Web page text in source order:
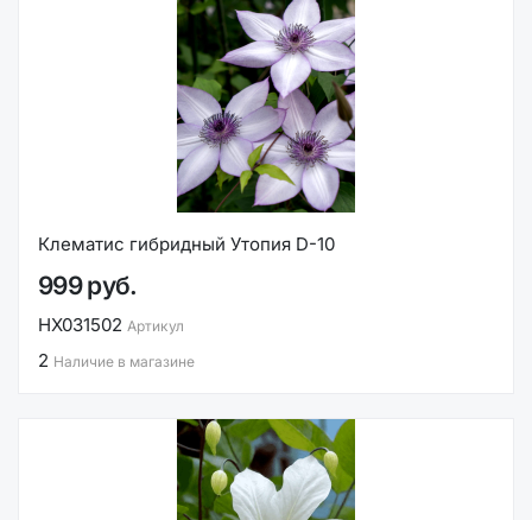
Клематис гибридный Утопия D-10
999 руб.
НХ031502 Артикул
2 Наличие в магазине